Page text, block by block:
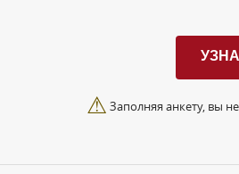
⚠ Заполняя анкету, вы